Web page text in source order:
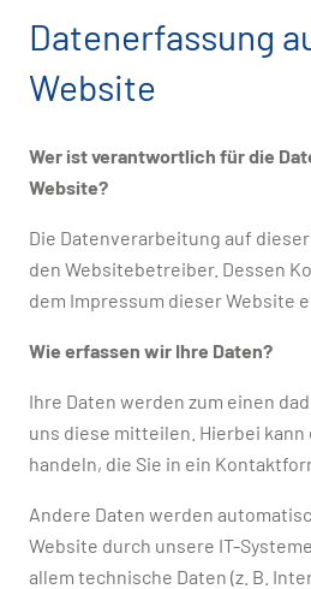
Datenerfassung
Website
Wer ist verantwortlich für die
Website?
Die Datenverarbeitung auf
den Websitebetreiber. Dessen
dem Impressum dieser Website
Wie erfassen wir Ihre Daten?
Ihre Daten werden zum einen
uns diese mitteilen. Hierbei kann
handeln, die Sie in ein
Andere Daten werden
Website durch unsere IT-
allem technische Daten (z. B.